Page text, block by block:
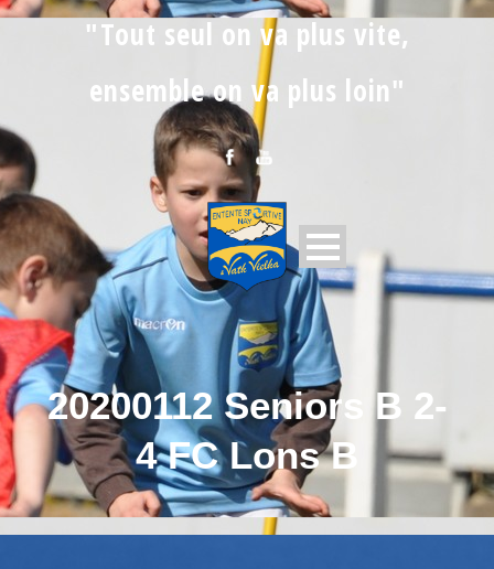
"Tout seul on va plus vite,
ensemble on va plus loin"
20200112 Seniors B 2-
4 FC Lons B